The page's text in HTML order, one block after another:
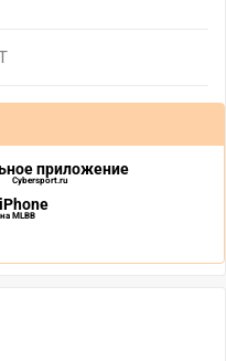
приложение
Cybersport.ru
MLBB